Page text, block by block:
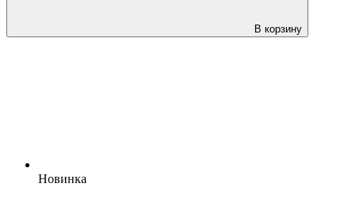
В корзину
Новинка